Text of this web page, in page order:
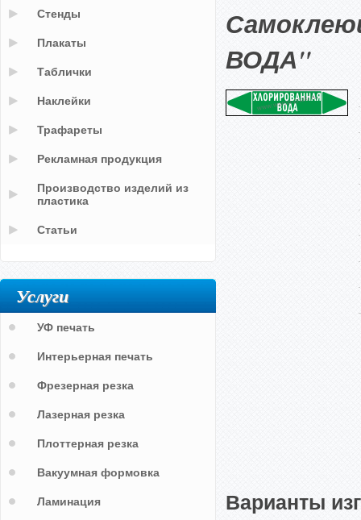
ВОДА"
Варианты
Стенды
Плакаты
Таблички
Наклейки
Трафареты
Рекламная продукция
Производство изделий из
пластика
Статьи
Услуги
УФ печать
Интерьерная печать
Фрезерная резка
Лазерная резка
Плоттерная резка
Вакуумная формовка
Ламинация